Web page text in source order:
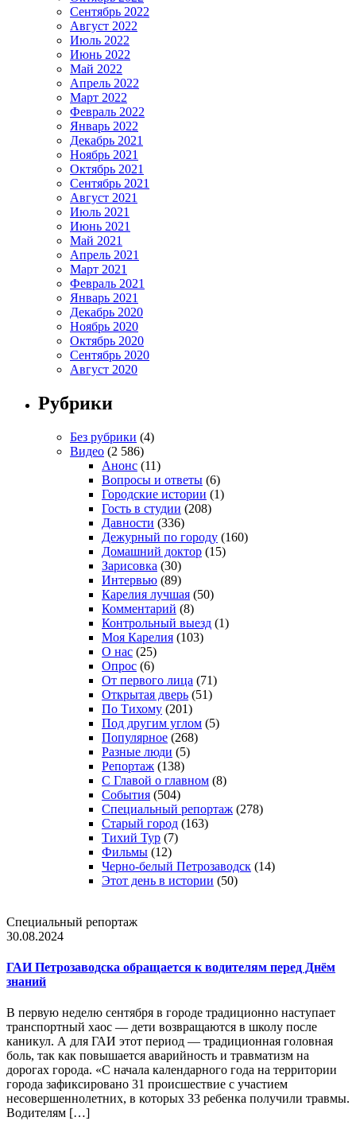
Сентябрь 2022
Август 2022
Июль 2022
Июнь 2022
Май 2022
Апрель 2022
Март 2022
Февраль 2022
Январь 2022
Декабрь 2021
Ноябрь 2021
Октябрь 2021
Сентябрь 2021
Август 2021
Июль 2021
Июнь 2021
Май 2021
Апрель 2021
Март 2021
Февраль 2021
Январь 2021
Декабрь 2020
Ноябрь 2020
Октябрь 2020
Сентябрь 2020
Август 2020
Рубрики
Без рубрики (4)
Видео (2 586)
Анонс (11)
Вопросы и ответы (6)
Городские истории (1)
Гость в студии (208)
Давности (336)
Дежурный по городу (160)
Домашний доктор (15)
Зарисовка (30)
Интервью (89)
Карелия лучшая (50)
Комментарий (8)
Контрольный выезд (1)
Моя Карелия (103)
О нас (25)
Опрос (6)
От первого лица (71)
Открытая дверь (51)
По Тихому (201)
Под другим углом (5)
Популярное (268)
Разные люди (5)
Репортаж (138)
С Главой о главном (8)
События (504)
Специальный репортаж (278)
Старый город (163)
Тихий Тур (7)
Фильмы (12)
Черно-белый Петрозаводск (14)
Этот день в истории (50)
Специальный репортаж
30.08.2024
ГАИ Петрозаводска обращается к водителям перед Днём
знаний
В первую неделю сентября в городе традиционно наступает
транспортный хаос — дети возвращаются в школу после
каникул. А для ГАИ этот период — традиционная головная
боль, так как повышается аварийность и травматизм на
дорогах города. «С начала календарного года на территории
города зафиксировано 31 происшествие с участием
несовершеннолетних, в которых 33 ребенка получили травмы.
Водителям […]